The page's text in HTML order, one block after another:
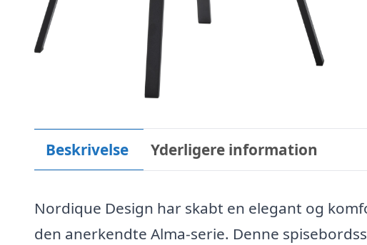
Beskrivelse Yderligere information
Nordique Design har skabt en elegant og
den anerkendte Alma-serie. Denne